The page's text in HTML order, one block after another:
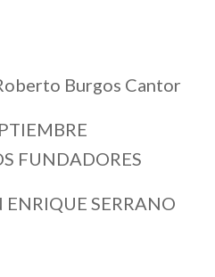
Burgos Cantor
FUNDADORES
SERRANO